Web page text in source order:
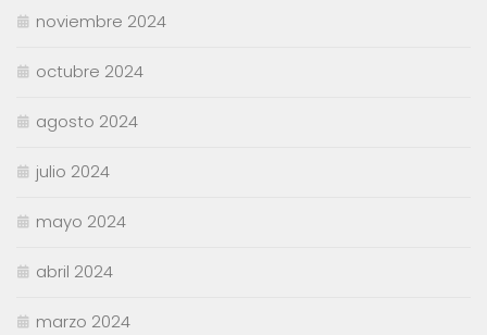
noviembre 2024
octubre 2024
agosto 2024
julio 2024
mayo 2024
abril 2024
marzo 2024